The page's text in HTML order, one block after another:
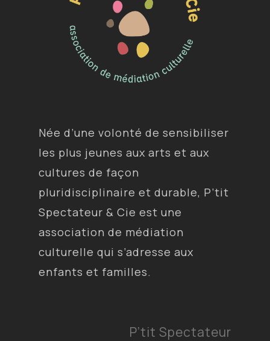
Née d’une volonté de sensibiliser
les plus jeunes aux arts et aux
cultures de façon
pluridisciplinaire et durable, P’tit
Spectateur & Cie est une
association de médiation
culturelle qui s’adresse aux
enfants et familles.
P’tit Spectateur